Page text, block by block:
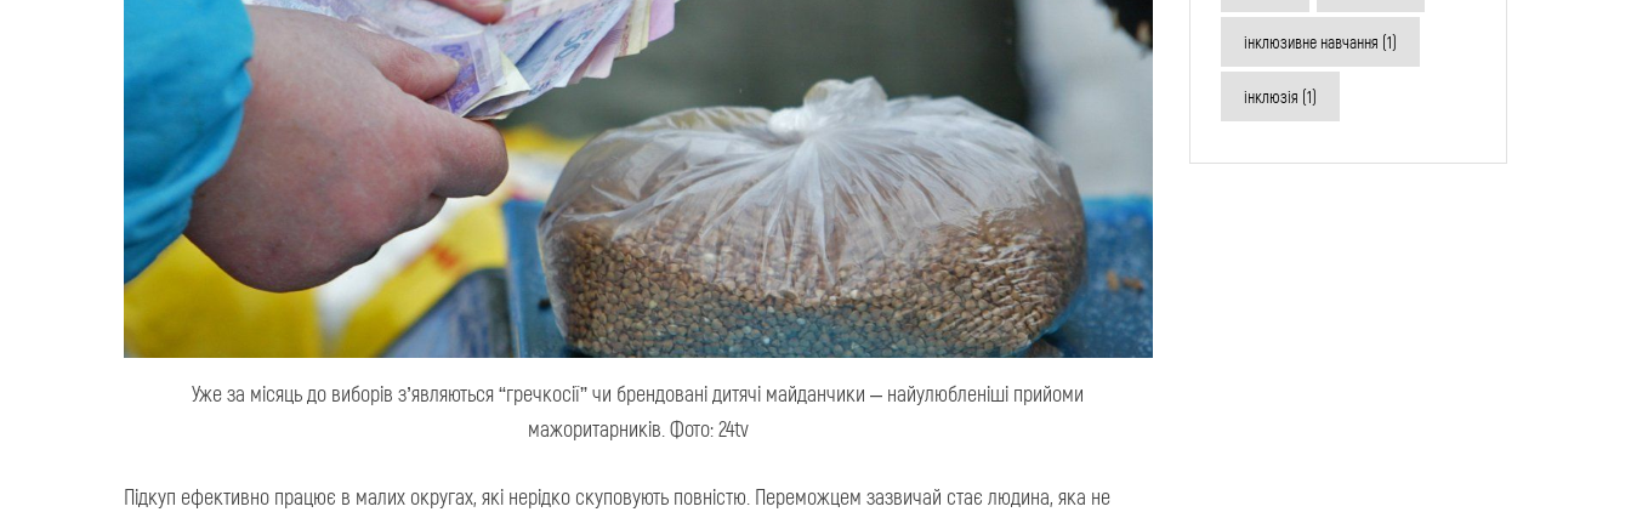
Уже за місяць до виборів з’являються “гречкосії” чи брендовані дитячі майданчики – найулюбленіші прийоми
мажоритарників. Фото: 24tv
Підкуп ефективно працює в малих округах, які нерідко скуповують повністю. Переможцем зазвичай стає людина, яка не
інклюзивне навчання (1)
інклюзія (1)